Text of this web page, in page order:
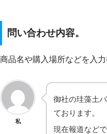
問い合わせ内容。
商品名や購入場所などを入
私
御社の珪藻土
ております。
現在報道など